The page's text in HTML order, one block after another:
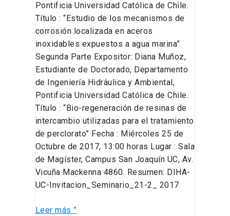
Pontificia Universidad Católica de Chile.
Título : “Estudio de los mecanismos de
corrosión localizada en aceros
inoxidables expuestos a agua marina”
Segunda Parte Expositor: Diana Muñoz,
Estudiante de Doctorado, Departamento
de Ingeniería Hidráulica y Ambiental,
Pontificia Universidad Católica de Chile.
Título : “Bio-regeneración de resinas de
intercambio utilizadas para el tratamiento
de perclorato” Fecha : Miércoles 25 de
Octubre de 2017, 13:00 horas Lugar : Sala
de Magíster, Campus San Joaquín UC, Av.
Vicuña Mackenna 4860. Resumen: DIHA-
UC-Invitacion_Seminario_21-2_ 2017
Leer más ”